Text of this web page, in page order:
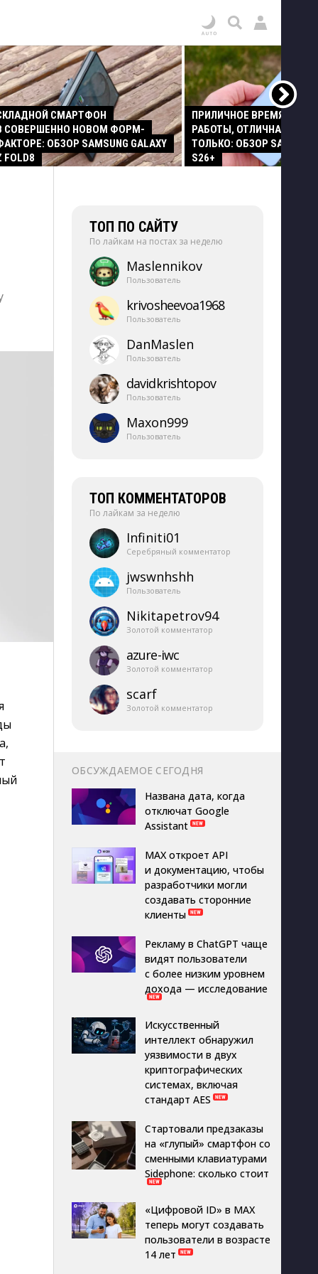
СМАРТФОН
СОВЕРШЕННО НОВОМ ФОРМ-
ОБЗОР SAMSUNG GALAXY
FOLD8
ПРИЛИЧНОЕ ВРЕМЯ
РАБОТЫ, ОТЛИЧНАЯ
ТОЛЬКО: ОБЗОР SAMSUNG
S26+
ТОП ПО САЙТУ
По лайкам на постах за неделю
Maslennikov
Пользователь
krivosheevoa1968
Пользователь
DanMaslen
Пользователь
davidkrishtopov
Пользователь
Maxon999
Пользователь
ТОП КОММЕНТАТОРОВ
По лайкам за неделю
Infiniti01
Серебряный комментатор
jwswnhshh
Пользователь
Nikitapetrov94
Золотой комментатор
azure-​iwc
Золотой комментатор
scarf
Золотой комментатор
ОБСУЖДАЕМОЕ СЕГОДНЯ
Названа дата, когда
отключат Google
Assistant
MAX откроет API
и документацию, чтобы
разработчики могли
создавать сторонние
клиенты
Рекламу в ChatGPT чаще
видят пользователи
с более низким уровнем
дохода — исследование
Искусственный
интеллект обнаружил
уязвимости в двух
криптографических
системах, включая
стандарт AES
Стартовали предзаказы
на «глупый» смартфон со
сменными клавиатурами
Sidephone: сколько стоит
«Цифровой ID» в MAX
теперь могут создавать
пользователи в возрасте
14 лет